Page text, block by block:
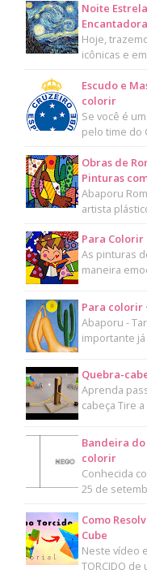
Noite
Hoje,
icônicas e
Escudo e
colorir
Se você é
pelo time do
Obras de
Pinturas
Abaporu
artista
Para
As pinturas
maneira
Para colorir
Abaporu -
importante
Quebra-
Aprenda
cabeça Tire
Bandeira
colorir
Conhecida
25 de
Como
Cube
Neste vídeo
TORCIDO